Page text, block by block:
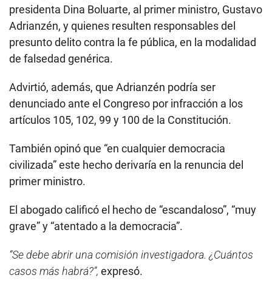
presidenta Dina Boluarte, al primer ministro, Gustavo
Adrianzén, y quienes resulten responsables del
presunto delito contra la fe pública, en la modalidad
de falsedad genérica.
Advirtió, además, que Adrianzén podría ser
denunciado ante el Congreso por infracción a los
artículos 105, 102, 99 y 100 de la Constitución.
También opinó que “en cualquier democracia
civilizada” este hecho derivaría en la renuncia del
primer ministro.
El abogado calificó el hecho de “escandaloso”, “muy
grave” y “atentado a la democracia”.
“Se debe abrir una comisión investigadora. ¿Cuántos
casos más habrá?”, expresó.